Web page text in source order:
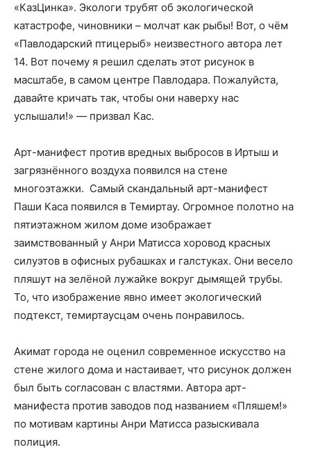
«КазЦинка». Экологи трубят об экологической
катастрофе, чиновники – молчат как рыбы! Вот, о чём
«Павлодарский птицерыб» неизвестного автора лет
14. Вот почему я решил сделать этот рисунок в
масштабе, в самом центре Павлодара. Пожалуйста,
давайте кричать так, чтобы они наверху нас
услышали!» — призвал Кас.
Арт-манифест против вредных выбросов в Иртыш и
загрязнённого воздуха появился на стене
многоэтажки. Самый скандальный арт-манифест
Паши Каса появился в Темиртау. Огромное полотно на
пятиэтажном жилом доме изображает
заимствованный у Анри Матисса хоровод красных
силуэтов в офисных рубашках и галстуках. Они весело
пляшут на зелёной лужайке вокруг дымящей трубы.
То, что изображение явно имеет экологический
подтекст, темиртаусцам очень понравилось.
Акимат города не оценил современное искусство на
стене жилого дома и настаивает, что рисунок должен
был быть согласован с властями. Автора арт-
манифеста против заводов под названием «Пляшем!»
по мотивам картины Анри Матисса разыскивала
полиция.